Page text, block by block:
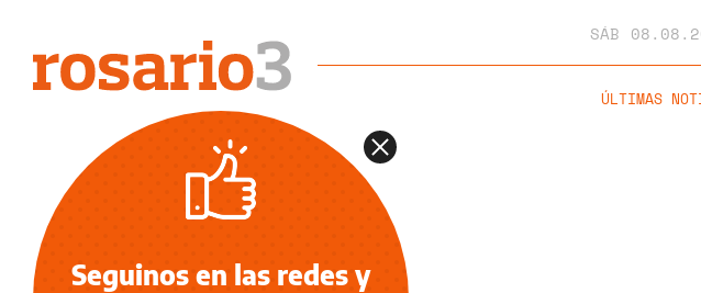
SÁB
ÚLTIMAS
Seguinos en las redes y